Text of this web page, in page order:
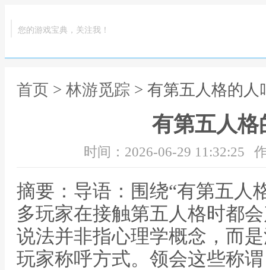
您的游戏宝典，关注我！
首页 > 林游觅踪 > 有第五人格的人
有第五人格
时间：2026-06-29 11:32:25
摘要：导语：围绕“有第五人
多玩家在接触第五人格时都
说法并非指心理学概念，而
玩家称呼方式。领会这些称